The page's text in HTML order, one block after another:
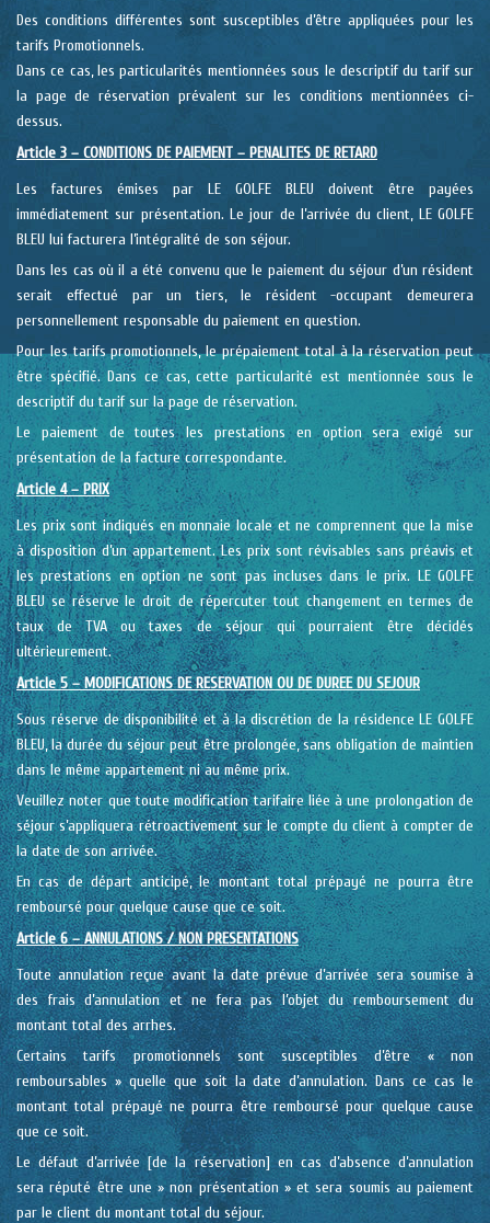
Des conditions différentes sont susceptibles d’être appliquées pour les
tarifs Promotionnels.
Dans ce cas, les particularités mentionnées sous le descriptif du tarif sur
la page de réservation prévalent sur les conditions mentionnées ci-
dessus.
Article 3 – CONDITIONS DE PAIEMENT – PENALITES DE RETARD
Les factures émises par LE GOLFE BLEU doivent être payées
immédiatement sur présentation. Le jour de l’arrivée du client, LE GOLFE
BLEU lui facturera l’intégralité de son séjour.
Dans les cas où il a été convenu que le paiement du séjour d’un résident
serait effectué par un tiers, le résident -occupant demeurera
personnellement responsable du paiement en question.
Pour les tarifs promotionnels, le prépaiement total à la réservation peut
être spécifié. Dans ce cas, cette particularité est mentionnée sous le
descriptif du tarif sur la page de réservation.
Le paiement de toutes les prestations en option sera exigé sur
présentation de la facture correspondante.
Article 4 – PRIX
Les prix sont indiqués en monnaie locale et ne comprennent que la mise
à disposition d’un appartement. Les prix sont révisables sans préavis et
les prestations en option ne sont pas incluses dans le prix. LE GOLFE
BLEU se réserve le droit de répercuter tout changement en termes de
taux de TVA ou taxes de séjour qui pourraient être décidés
ultérieurement.
Article 5 – MODIFICATIONS DE RESERVATION OU DE DUREE DU SEJOUR
Sous réserve de disponibilité et à la discrétion de la résidence LE GOLFE
BLEU, la durée du séjour peut être prolongée, sans obligation de maintien
dans le même appartement ni au même prix.
Veuillez noter que toute modification tarifaire liée à une prolongation de
séjour s’appliquera rétroactivement sur le compte du client à compter de
la date de son arrivée.
En cas de départ anticipé, le montant total prépayé ne pourra être
remboursé pour quelque cause que ce soit.
Article 6 – ANNULATIONS / NON PRESENTATIONS
Toute annulation reçue avant la date prévue d’arrivée sera soumise à
des frais d’annulation et ne fera pas l’objet du remboursement du
montant total des arrhes.
Certains tarifs promotionnels sont susceptibles d’être « non
remboursables » quelle que soit la date d’annulation. Dans ce cas le
montant total prépayé ne pourra être remboursé pour quelque cause
que ce soit.
Le défaut d’arrivée [de la réservation] en cas d’absence d’annulation
sera réputé être une » non présentation » et sera soumis au paiement
par le client du montant total du séjour.